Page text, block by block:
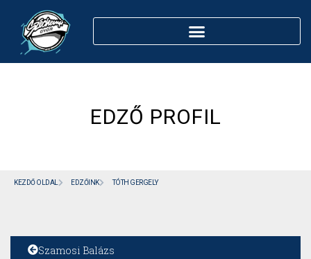
EDZŐ PROFIL
KEZDŐ OLDAL EDZŐINK TÓTH GERGELY
Szamosi Balázs